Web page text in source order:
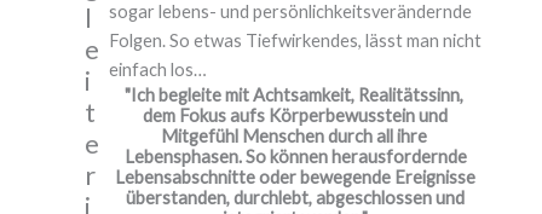
l
e
i
t
e
r
i
sogar lebens- und persönlichkeitsverändernde
Folgen. So etwas Tiefwirkendes, lässt man nicht
einfach los…
"Ich begleite mit Achtsamkeit, Realitätssinn,
dem Fokus aufs Körperbewusstein und
Mitgefühl Menschen durch all ihre
Lebensphasen. So können herausfordernde
Lebensabschnitte oder bewegende Ereignisse
überstanden, durchlebt, abgeschlossen und